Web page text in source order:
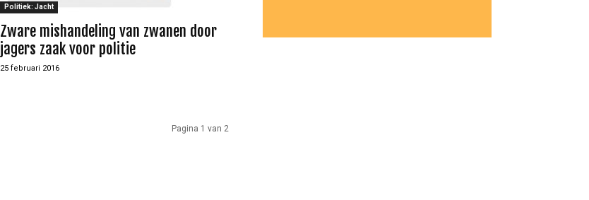
Politiek: Jacht
Zware mishandeling van zwanen door
jagers zaak voor politie
25 februari 2016
Pagina 1 van 2